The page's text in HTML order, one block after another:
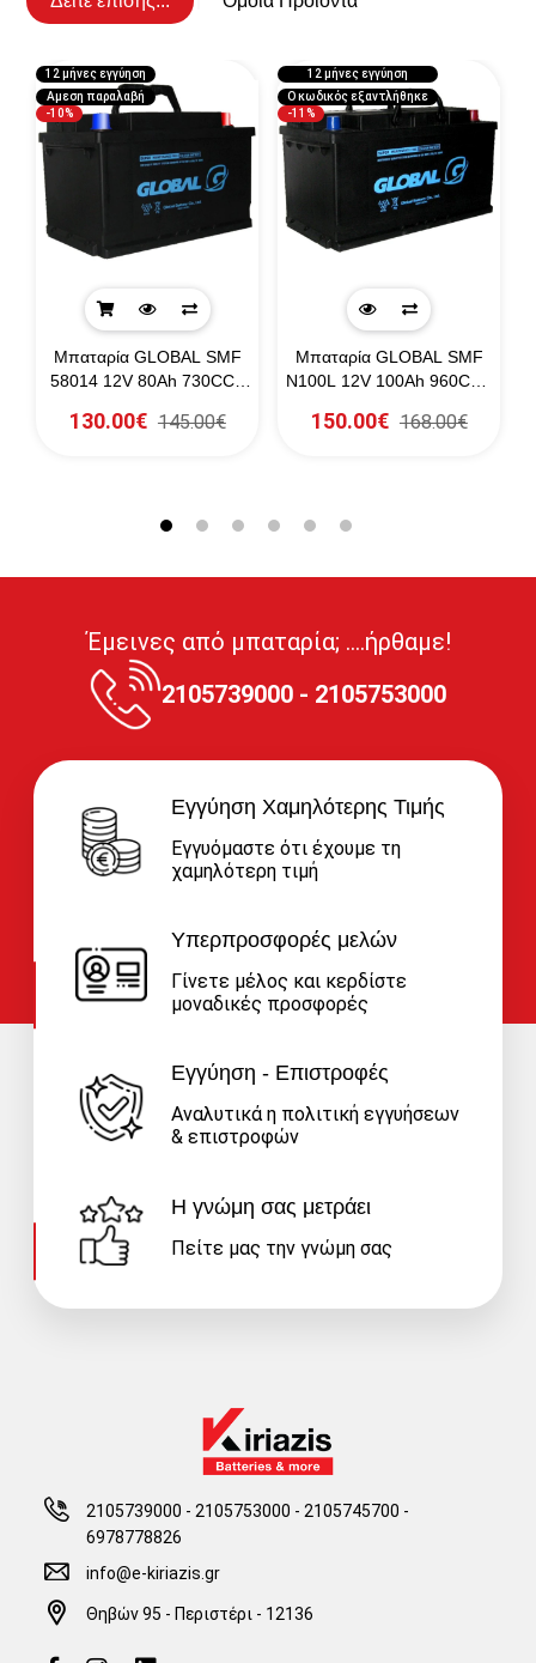
-10%
12 μήνες εγγύηση
Αμεση παραλαβή
Μπαταρία GLOBAL SMF
58014 12V 80Ah 730CCA
130.00€ 145.00€
-11%
12 μήνες εγγύηση
Ο κωδικός εξαντλήθηκε
Μπαταρία GLOBAL SMF
N100L 12V 100Ah 960CCA
150.00€ 168.00€
Έμεινες από μπαταρία; ....ήρθαμε!
2105739000 - 2105753000
Εγγύηση Χαμηλότερης Τιμής
Εγγυόμαστε ότι έχουμε τη
χαμηλότερη τιμή
Υπερπροσφορές μελών
Γίνετε μέλος και κερδίστε
μοναδικές προσφορές
Εγγύηση - Επιστροφές
Αναλυτικά η πολιτική εγγυήσεων
& επιστροφών
Η γνώμη σας μετράει
Πείτε μας την γνώμη σας
2105739000 - 2105753000 - 2105745700 -
6978778826
info@e-kiriazis.gr
Θηβών 95 - Περιστέρι - 12136